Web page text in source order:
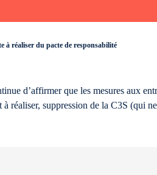
à réaliser du pacte de responsabilité
d’affirmer que les mesures aux
à réaliser, suppression de la C3S (qui